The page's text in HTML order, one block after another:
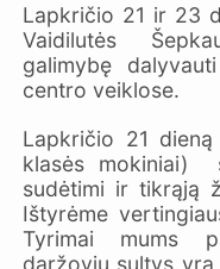
Lapkričio 21 ir 23
Vaidilutės
galimybę
centro veiklose.
Lapkričio 21
klasės mokiniai)
sudėtimi ir tikrąją
Ištyrėme
Tyrimai mums
daržovių sultys yra